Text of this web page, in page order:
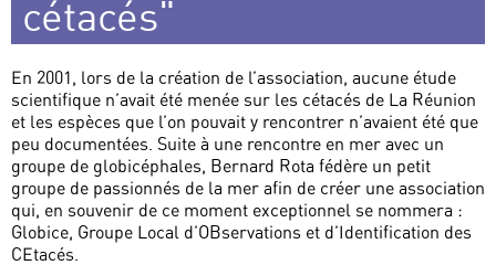
cétacés"
En 2001, lors de la création de l’association, aucune étude
scientifique n’avait été menée sur les cétacés de La Réunion
et les espèces que l’on pouvait y rencontrer n’avaient été que
peu documentées. Suite à une rencontre en mer avec un
groupe de globicéphales, Bernard Rota fédère un petit
groupe de passionnés de la mer afin de créer une association
qui, en souvenir de ce moment exceptionnel se nommera :
Globice, Groupe Local d’OBservations et d’Identification des
CEtacés.